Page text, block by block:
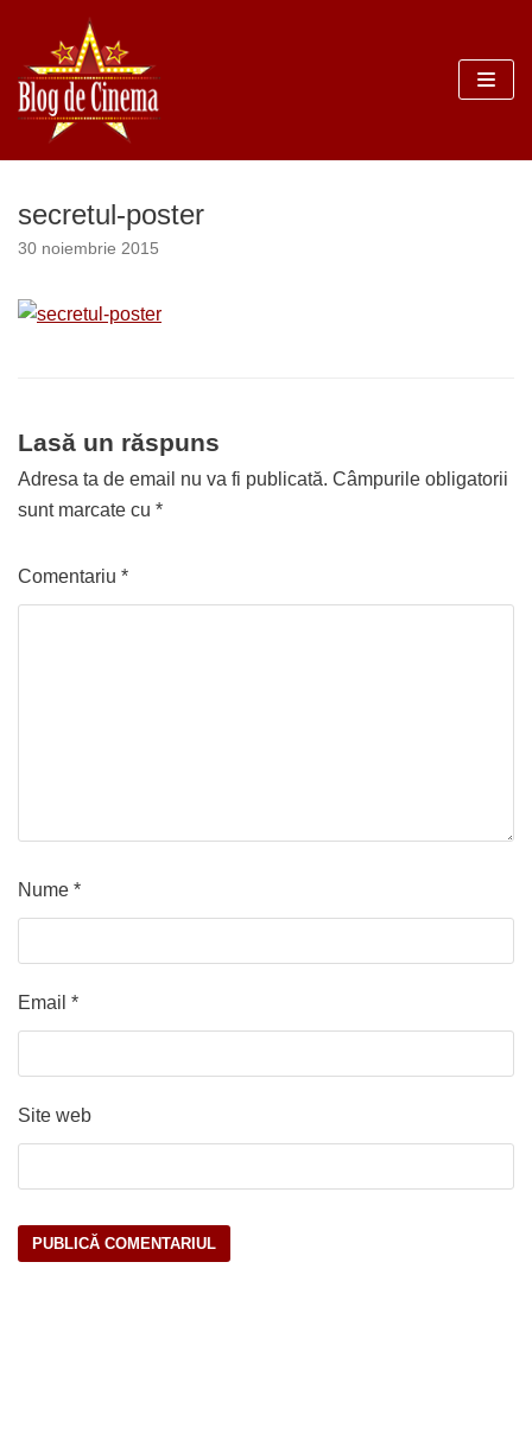
Sari
la
conținut
secretul-poster
30 noiembrie 2015
Lasă un răspuns
Adresa ta de email nu va fi publicată. Câmpurile obligatorii
sunt marcate cu *
Comentariu *
Nume *
Email *
Site web